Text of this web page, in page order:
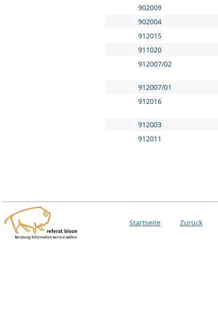
902009
902004
912015
911020
912007/02
912007/01
912016
912003
912011
Startseite Zurück